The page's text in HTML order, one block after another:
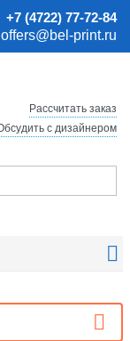
+7 (4722) 77-72-84
offers@bel-print.ru
Рассчитать заказ
с дизайнером
